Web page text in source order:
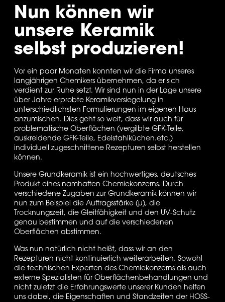
Nun können wir
unsere Keramik
selbst produzieren!
Vor ein paar Monaten konnten wir die Firma unseres
langjährigen Chemikers übernehmen, da er sich
verdient zur Ruhe setzt. Wir sind nun in der Lage unsere
über Jahre erprobte Keramikversiegelung in
unterschiedlichsten Formulierungen im eigenen Haus
anzumischen. Dies geht so weit, dass wir auch für
problematische Oberflächen (vergilbte GFK-Teile,
auskreidende GFK-Teile, Edelstahlküchen.etc.)
individuell zugeschnittene Rezepturen selbst herstellen
können.
Unsere Grundkeramik ist ein hochwertiges, deutsches
Produkt eines namhaften Chemiekonzerns. Durch
verschiedene Zugaben zur Grundkeramik können wir
nun zum Beispiel die Auftragsstärke (µ), die
Trocknungszeit, die Gleitfähigkeit und den UV-Schutz
genau bestimmen und auf die verschiedenen
Oberflächen abstimmen.
Was nun natürlich nicht heißt, dass wir an den
Rezepturen nicht kontinuierlich weiterarbeiten. Sowohl
die technischen Experten des Chemiekonzerns als auch
externe Spezialisten für Oberflächenbehandlungen und
nicht zuletzt die Erfahrungswerte unserer Kunden helfen
uns dabei, die Eigenschaften und Standzeiten der HOSS-